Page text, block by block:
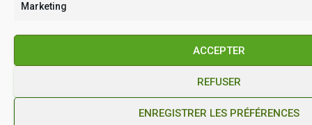
Marketing
ACCEPTER
REFUSER
ENREGISTRER LES PRÉFÉRENCES